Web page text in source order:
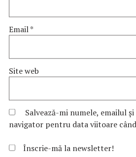
Email*
Site web
Salvează-mi numele, emailul
navigator pentru data viitoare
Înscrie-mă la newsletter!